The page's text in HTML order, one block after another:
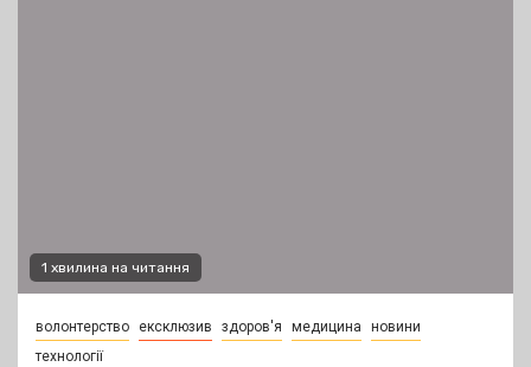
1 хвилина на читання
волонтерство ексклюзив здоров'я медицина
новини
технології